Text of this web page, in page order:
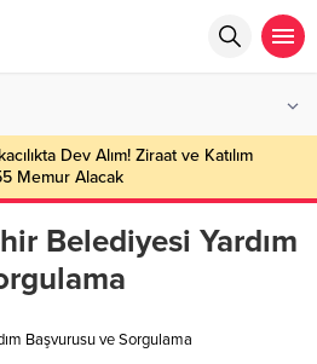
Dev Alım! Ziraat ve Katılım
Memur Alacak
Belediyesi Yardım
Başvurusu ve Sorgulama